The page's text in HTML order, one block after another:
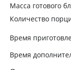
Масса готового
Количество
Время
Время